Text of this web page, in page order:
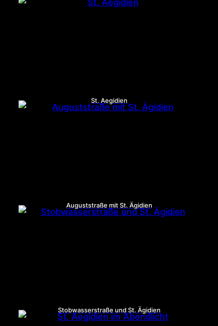
St. Aegidien
Auguststraße mit St. Ägidien
Stobwasserstraße und St. Ägidien